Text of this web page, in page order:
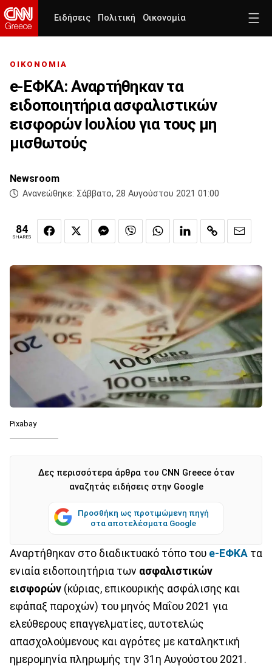
Ειδήσεις Πολιτική Οικονομία
ΟΙΚΟΝΟΜΙΑ
e-ΕΦΚΑ: Αναρτήθηκαν τα
ειδοποιητήρια ασφαλιστικών
εισφορών Ιουλίου για τους μη
μισθωτούς
Newsroom
Ανανεώθηκε: Σάββατο, 28 Αυγούστου 2021 01:00
84
SHARES
Pixabay
Δες περισσότερα άρθρα του CNN Greece όταν
αναζητάς ειδήσεις στην Google
Προσθήκη ως προτιμώμενη πηγή
στα αποτελέσματα Google
Αναρτήθηκαν στο διαδικτυακό τόπο του e-ΕΦΚΑ τα
ενιαία ειδοποιητήρια των ασφαλιστικών
εισφορών (κύριας, επικουρικής ασφάλισης και
εφάπαξ παροχών) του μηνός Μαΐου 2021 για
ελεύθερους επαγγελματίες, αυτοτελώς
απασχολούμενους και αγρότες με καταληκτική
ημερομηνία πληρωμής την 31η Αυγούστου 2021.